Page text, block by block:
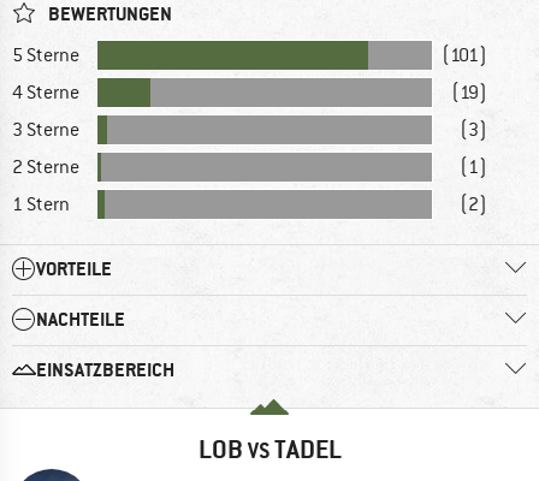
BEWERTUNGEN
5 Sterne
(101)
4 Sterne
(19)
3 Sterne
(3)
2 Sterne
(1)
1 Stern
(2)
VORTEILE
NACHTEILE
EINSATZBEREICH
LOB VSTADEL